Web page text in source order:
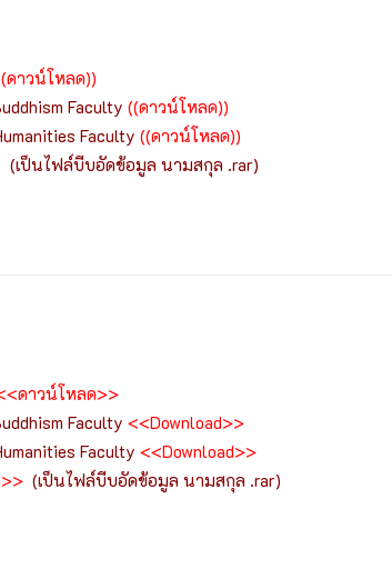
ดาวน์โหลด))
Faculty ((ดาวน์โหลด))
Faculty ((ดาวน์โหลด))
(เป็นไฟล์บีบอัดข้อมูล นามสกุล .rar)
ดาวน์โหลด>>
Faculty <<Download>>
Faculty <<Download>>
(เป็นไฟล์บีบอัดข้อมูล นามสกุล .rar)